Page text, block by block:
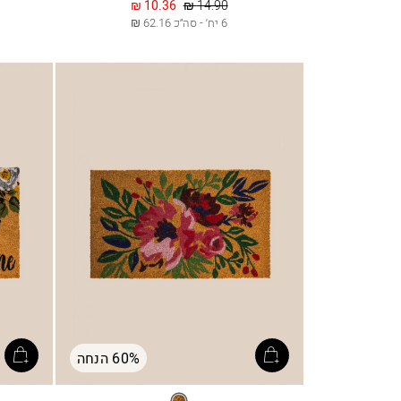
החל
מ
10.36 ₪ מחיר
רגיל
14.90 ₪
6 יח׳ - סה״כ 62.16 ₪
60% הנחה